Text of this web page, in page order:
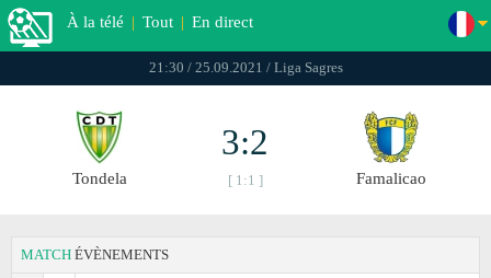
À la télé | Tout | En direct
21:30 / 25.09.2021 / Liga Sagres
Tondela
3:2
[ 1:1 ] Famalicao
MATCH ÉVÈNEMENTS